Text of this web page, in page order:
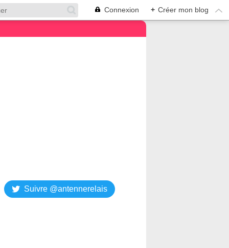
Connexion + Créer mon blog
Suivre @antennerelais